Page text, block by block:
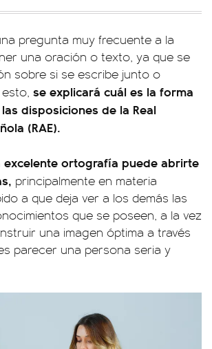
pregunta muy frecuente a la
una oración o texto, ya que se
sobre si se escribe junto o
se explicará cuál es la forma
disposiciones de la Real
(RAE).
excelente ortografía puede abrirte
principalmente en materia
a que deja ver a los demás las
que se poseen, a la vez
una imagen óptima a través
parecer una persona seria y